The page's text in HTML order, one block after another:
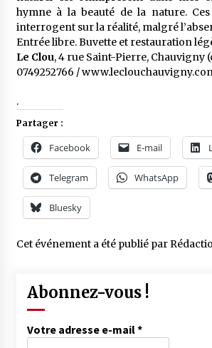
hymne à la beauté de la nature.
interrogent sur la réalité, malgré
Entrée libre. Buvette et restauration
Le Clou, 4 rue Saint-Pierre, Chauvigny
0749252766 /
.
Partager :
Facebook E-mail
Telegram WhatsApp
Bluesky
Cet événement a été publié par
Abonnez-vous !
Votre adresse e-mail*